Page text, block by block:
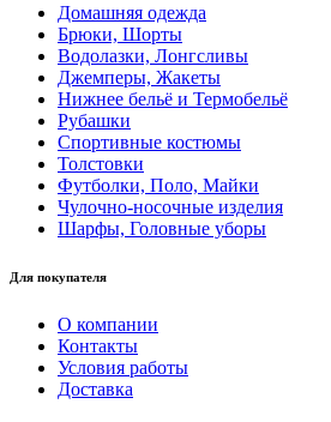
Домашняя одежда
Брюки, Шорты
Водолазки, Лонгсливы
Джемперы, Жакеты
Нижнее бельё и Термобельё
Рубашки
Спортивные костюмы
Толстовки
Футболки, Поло, Майки
Чулочно-носочные изделия
Шарфы, Головные уборы
Для покупателя
О компании
Контакты
Условия работы
Доставка